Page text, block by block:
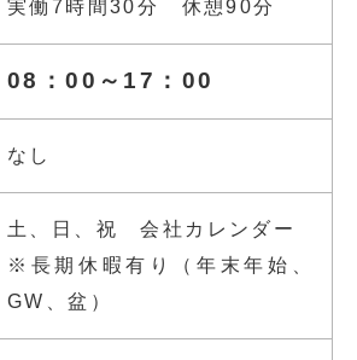
実働7時間30分 休憩90分
08：00～17：00
なし
土、日、祝 会社カレンダー
※長期休暇有り（年末年始、
GW、盆）